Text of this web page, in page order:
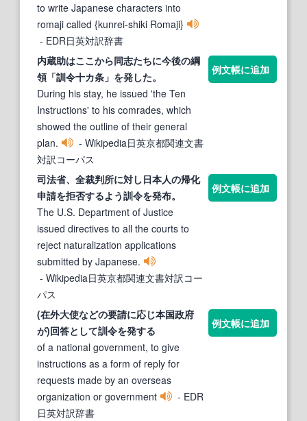
to write Japanese characters into
romaji called {kunrei-shiki Romaji}
- EDR日英対訳辞書
内蔵助はここから同志たちに今後の綱
領「訓令十カ条」を発した。
During his stay, he issued 'the Ten
Instructions' to his comrades, which
showed the outline of their general
plan.
- Wikipedia日英京都関連文書
対訳コーパス
例文帳に追加
司法省、全裁判所に対し日本人の帰化
申請を拒否するよう訓令を発布。
The U.S. Department of Justice
issued directives to all the courts to
reject naturalization applications
submitted by Japanese.
- Wikipedia日英京都関連文書対訳コー
パス
例文帳に追加
(在外大使などの要請に応じ本国政府
が)回答として訓令を発する
of a national government, to give
instructions as a form of reply for
requests made by an overseas
organization or government
- EDR
日英対訳辞書
例文帳に追加